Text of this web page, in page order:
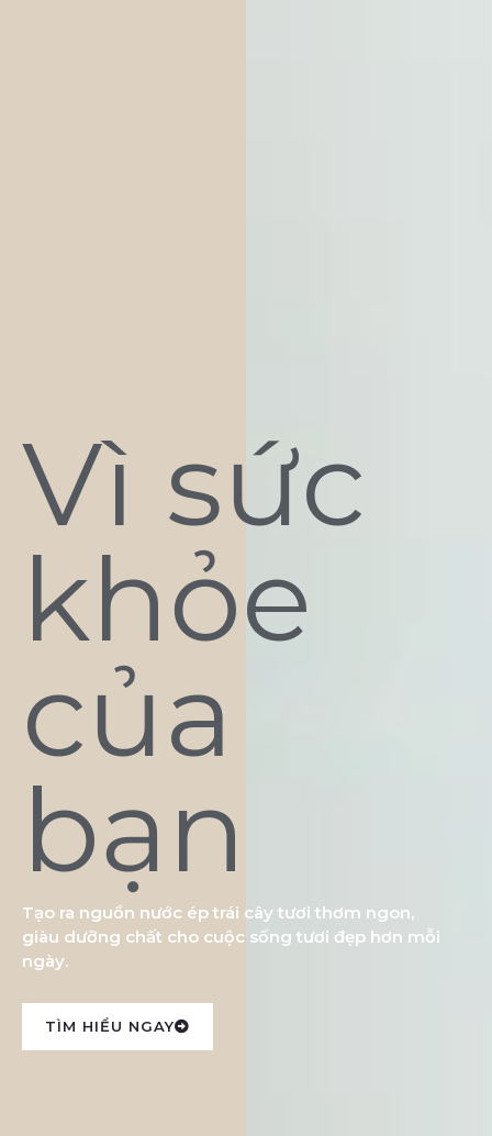
Vì sức
khỏe
của
bạn
Tạo ra nguồn nước ép trái cây tươi thơm ngon,
giàu dưỡng chất cho cuộc sống tươi đẹp hơn mỗi
ngày.
TÌM HIỂU NGAY